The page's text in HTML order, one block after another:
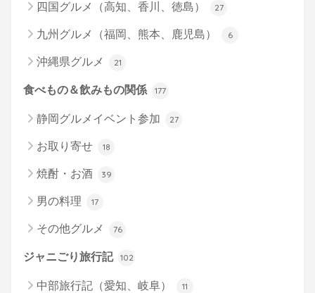
四国グルメ（高知、香川、徳島） 27
九州グルメ（福岡、熊本、鹿児島） 6
沖縄県グルメ 21
食べもの＆飲みもの関係 177
静岡グルメイベント参加 27
お取り寄せ 18
焼酎・お酒 39
男の料理 17
その他グルメ 76
ジャニごり旅行記 102
中部旅行記（愛知、岐阜） 11